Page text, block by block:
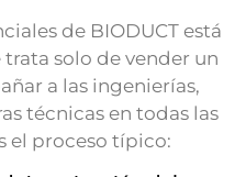
de BIODUCT está
solo de vender un
a las ingenierías,
técnicas en todas las
el proceso típico: